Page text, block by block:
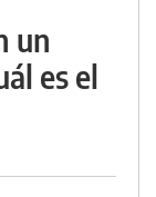
un
es el